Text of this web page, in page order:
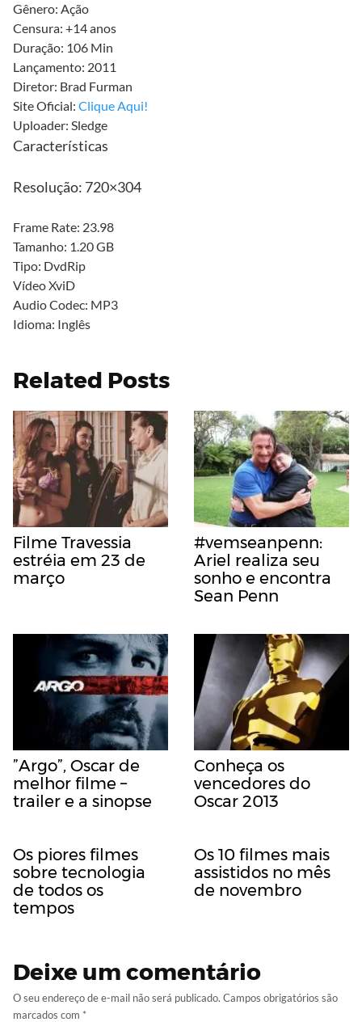
Gênero: Ação
Censura: +14 anos
Duração: 106 Min
Lançamento: 2011
Diretor: Brad Furman
Site Oficial: Clique Aqui!
Uploader: Sledge
Características
Resolução: 720×304
Frame Rate: 23.98
Tamanho: 1.20 GB
Tipo: DvdRip
Vídeo XviD
Audio Codec: MP3
Idioma: Inglês
Related Posts
Filme Travessia
estréia em 23 de
março
#vemseanpenn:
Ariel realiza seu
sonho e encontra
Sean Penn
”Argo”, Oscar de
melhor filme –
trailer e a sinopse
Conheça os
vencedores do
Oscar 2013
Os piores filmes
sobre tecnologia
de todos os
tempos
Os 10 filmes mais
assistidos no mês
de novembro
Deixe um comentário
O seu endereço de e-mail não será publicado. Campos obrigatórios são
marcados com *